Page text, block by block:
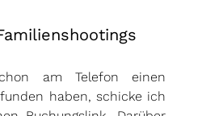
am Telefon einen
haben, schicke ich